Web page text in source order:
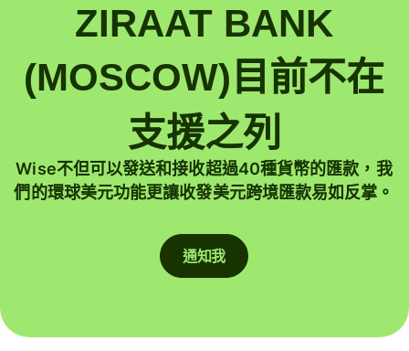
ZIRAAT BANK
(MOSCOW)目前不在
支援之列
Wise不但可以發送和接收超過40種貨幣的匯款，我
們的環球美元功能更讓收發美元跨境匯款易如反掌。
通知我